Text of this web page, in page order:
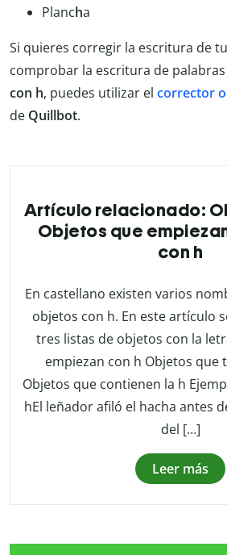
Plancha
Si quieres corregir la escritura de
comprobar la escritura de
con h, puedes utilizar el corrector
de Quillbot.
Artículo relacionado:
Objetos que
con h
En castellano existen varios
objetos con h. En este artículo
tres listas de objetos con la
empiezan con h Objetos que
Objetos que contienen la h
hEl leñador afiló el hacha antes
del […]
Leer más